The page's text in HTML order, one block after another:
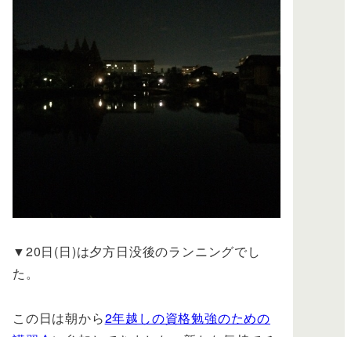
▼20日(日)は夕方日没後のランニングでし
た。
この日は朝から2年越しの資格勉強のための